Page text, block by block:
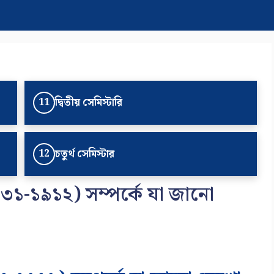
11 দ্বিতীয় সেমিস্টারি
12 চতুর্থ সেমিস্টার
১৯১২) সম্পর্কে যা জানো